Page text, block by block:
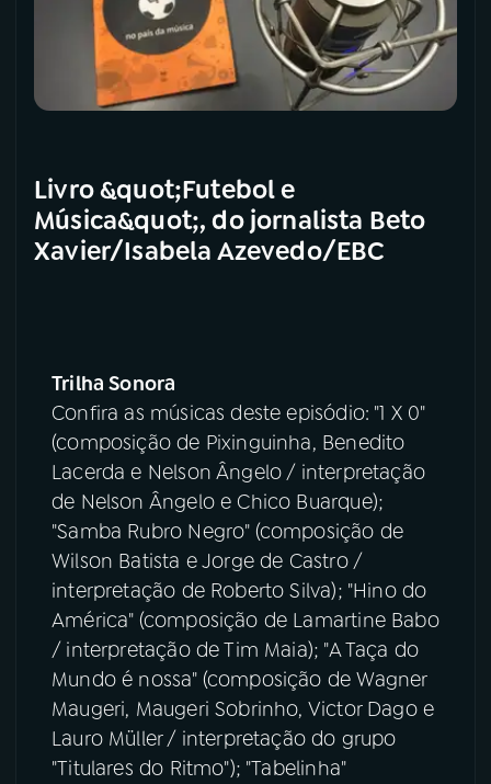
Livro &quot;Futebol e
Música&quot;, do jornalista Beto
Xavier/Isabela Azevedo/EBC
Trilha Sonora
Confira as músicas deste episódio: "1 X 0"
(composição de Pixinguinha, Benedito
Lacerda e Nelson Ângelo / interpretação
de Nelson Ângelo e Chico Buarque);
"Samba Rubro Negro" (composição de
Wilson Batista e Jorge de Castro /
interpretação de Roberto Silva); "Hino do
América" (composição de Lamartine Babo
/ interpretação de Tim Maia); "A Taça do
Mundo é nossa" (composição de Wagner
Maugeri, Maugeri Sobrinho, Victor Dago e
Lauro Müller / interpretação do grupo
"Titulares do Ritmo"); "Tabelinha"